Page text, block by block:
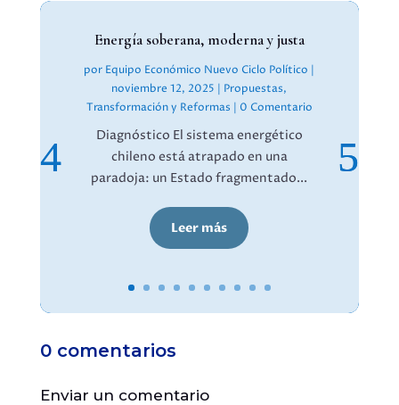
Energía soberana, moderna y justa
por Equipo Económico Nuevo Ciclo Político |
noviembre 12, 2025 | Propuestas,
Transformación y Reformas | 0 Comentario
Diagnóstico El sistema energético
chileno está atrapado en una
paradoja: un Estado fragmentado...
Leer más
0 comentarios
Enviar un comentario